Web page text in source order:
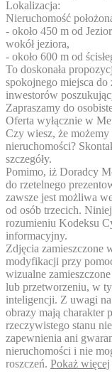
Lokalizacja:
Nieruchomość
- około 450 m od
wokół jeziora,
- około 600 m od
To doskonała
spokojnego miejsca do
inwestorów
Zapraszamy do
Oferta wyłącznie w
Czy wiesz, że
nieruchomości?
szczegóły.
Pomimo, iż Doradcy
do rzetelnego
zawsze jest możliwa
od osób trzecich.
rozumieniu Kodeksu
informacyjny.
Zdjęcia zamieszczone
modyfikacji przy
wizualne
lub przetworzeniu, w
inteligencji. Z uwagi
obrazy mają charakter
rzeczywistego stanu
zapewnienia ani
nieruchomości i nie
roszczeń. Pokaż więcej